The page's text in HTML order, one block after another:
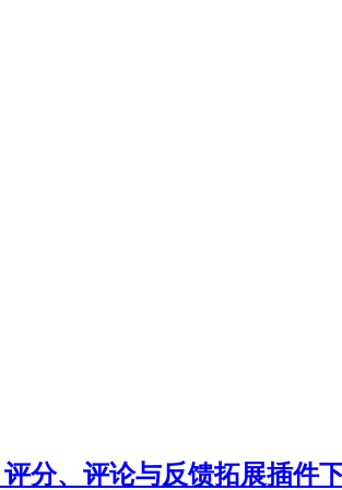
评分、评论与反馈拓展插件